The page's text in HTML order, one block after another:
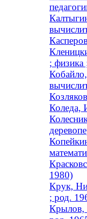
; физика
Коледа,
1980)
Крук,
; род.
Крылов,